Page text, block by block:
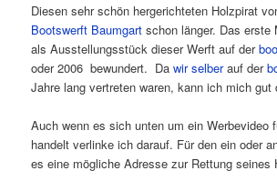
Diesen sehr schön hergerichteten Holzpirat
Bootswerft Baumgart schon länger. Das erste
als Ausstellungsstück dieser Werft auf der
oder 2006 bewundert. Dawir selberauf der
Jahre lang vertreten waren, kann ich mich gut
Auch wenn es sich unten um ein Werbevideo
handelt verlinke ich darauf. Für den ein oder
es eine mögliche Adresse zur Rettung seines